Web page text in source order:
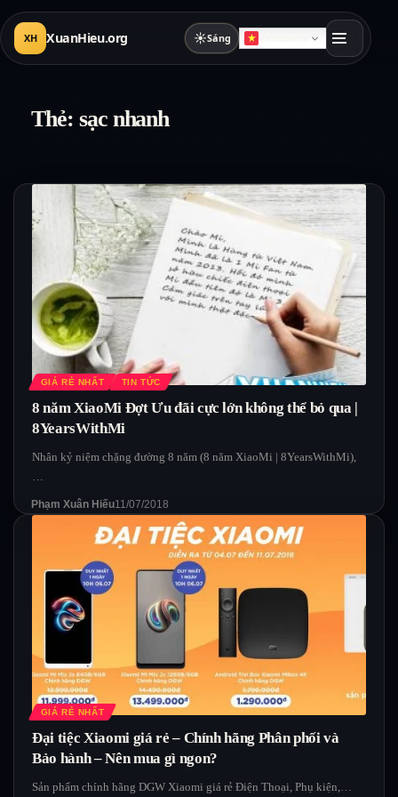
XH XuanHieu.org ☀Sáng
Thẻ: sạc nhanh
GIÁ RẺ NHẤT TIN TỨC
8 năm XiaoMi Đợt Ưu đãi cực lớn không thể bỏ qua |
8YearsWithMi
Nhân kỷ niệm chặng đường 8 năm (8 năm XiaoMi | 8YearsWithMi),
Phạm Xuân Hiếu11/07/2018
GIÁ RẺ NHẤT
Đại tiệc Xiaomi giá rẻ – Chính hãng Phân phối và
Bảo hành – Nên mua gì ngon?
Sản phẩm chính hãng DGW Xiaomi giá rẻ Điện Thoại, Phụ kiện,…